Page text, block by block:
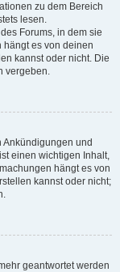
zu dem Bereich
lesen.
Forums, in dem sie
es von deinen
kannst oder nicht. Die
vergeben.
und
einen wichtigen Inhalt,
hängt es von
kannst oder nicht;
geantwortet werden